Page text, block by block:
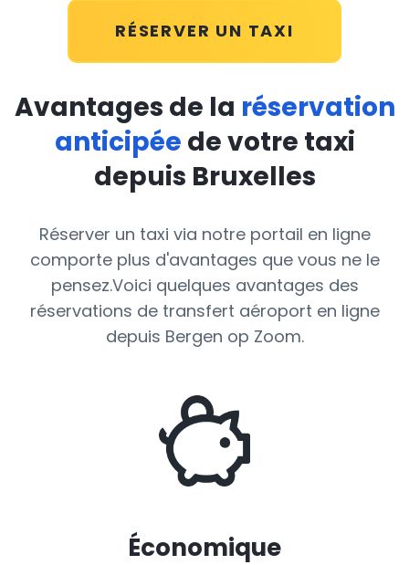
RÉSERVER UN TAXI
Avantages de la réservation
anticipée de votre taxi
depuis Bruxelles
Réserver un taxi via notre portail en ligne
comporte plus d'avantages que vous ne le
pensez.Voici quelques avantages des
réservations de transfert aéroport en ligne
depuis Bergen op Zoom.
Économique